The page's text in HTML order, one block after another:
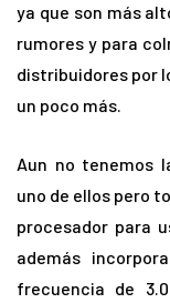
ya que son más
rumores y para
distribuidores por
un poco más.
Aun no tenemos
uno de ellos pero
procesador para
además
frecuencia de